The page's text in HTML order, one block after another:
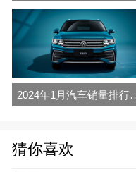
2024年1月汽车销
猜你喜欢